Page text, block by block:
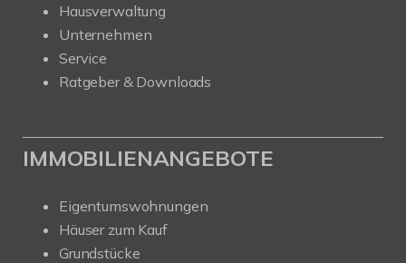
Hausverwaltung
Unternehmen
Service
Ratgeber & Downloads
IMMOBILIENANGEBOTE
Eigentumswohnungen
Häuser zum Kauf
Grundstücke